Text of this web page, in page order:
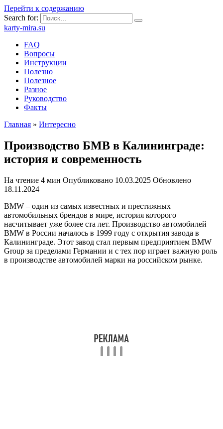
Перейти к содержанию
Search for:
karty-mira.su
FAQ
Вопросы
Инструкции
Полезно
Полезное
Разное
Руководство
Факты
Главная » Интересно
Производство БМВ в Калининграде:
история и современность
На чтение 4 мин Опубликовано 10.03.2025 Обновлено
18.11.2024
BMW – один из самых известных и престижных
автомобильных брендов в мире, история которого
насчитывает уже более ста лет. Производство автомобилей
BMW в России началось в 1999 году с открытия завода в
Калининграде. Этот завод стал первым предприятием BMW
Group за пределами Германии и с тех пор играет важную роль
в производстве автомобилей марки на российском рынке.